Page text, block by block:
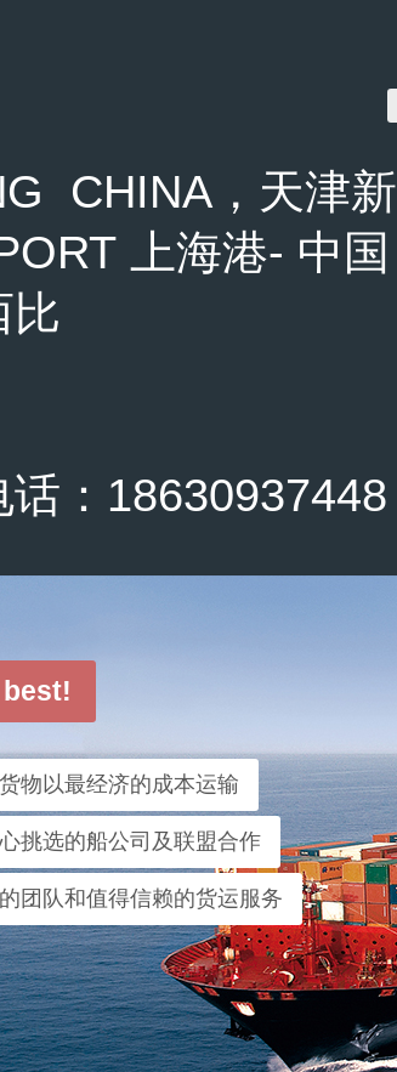
，天津新
上海港- 中
比
：
物以最经济的成本运输
挑选的船公司及联盟合作
团队和值得信赖的货运服务